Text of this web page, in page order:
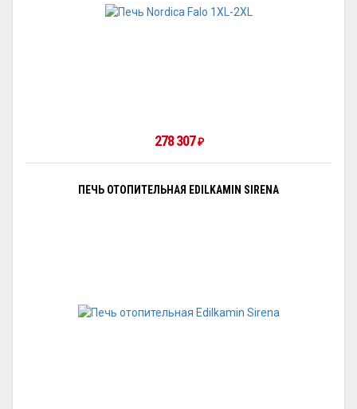
278 307 ₽
ПЕЧЬ ОТОПИТЕЛЬНАЯ EDILKAMIN SIRENA